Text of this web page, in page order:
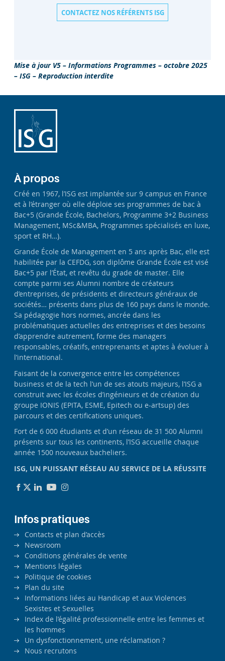
CONTACTEZ NOS RÉFÉRENTS ISG
Mise à jour V5 – Informations Programmes – octobre 2025
– ISG – Reproduction interdite
À propos
Créé en 1967, l’ISG est implantée sur 9 campus en France
et à l’étranger où elle déploie ses programmes de bac à
Bac+5 (Grande École, Bachelors, Programme 3+2 Business
Management, MSc&MBA, Programmes spécialisés en luxe,
sport et RH…).
Grande École de Management en 5 ans après Bac, elle est
habilitée par la CEFDG, son diplôme Grande École est visé
Bac+5 par l’État, et revêtu du grade de master. Elle
compte parmi ses Alumni nombre de créateurs
d’entreprises, de présidents et directeurs généraux de
sociétés… présents dans plus de 160 pays dans le monde.
Sa pédagogie hors normes, ancrée dans les
problématiques actuelles des entreprises et des besoins
d’apprendre autrement, forme des managers
responsables, créatifs, entreprenants et aptes à évoluer à
l’international.
Faisant de la convergence entre les compétences
business et de la tech l’un de ses atouts majeurs, l’ISG a
construit avec les écoles d’ingénieurs et de création du
groupe IONIS (EPITA, ESME, Epitech ou e-artsup) des
parcours et des certifications uniques.
Fort de 6 000 étudiants et d’un réseau de 31 500 Alumni
présents sur tous les continents, l’ISG accueille chaque
année 1500 nouveaux bacheliers.
ISG, UN PUISSANT RÉSEAU AU SERVICE DE LA RÉUSSITE
Infos pratiques
Contacts et plan d’accès
Newsroom
Conditions générales de vente
Mentions légales
Politique de cookies
Plan du site
Informations liées au Handicap et aux Violences
Sexistes et Sexuelles
Index de l’égalité professionnelle entre les femmes et
les hommes
Un dysfonctionnement, une réclamation ?
Nous recrutons